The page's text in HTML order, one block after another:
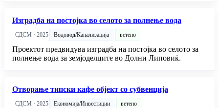
Изградба на постојка во селото за полнење вода
СДСМ · 2025 Водовод/Канализација ветено
Проектот предвидува изградба на постојка во селото за
полнење вода за земјоделците во Долни Липовиќ.
Отворање типски кафе објект со субвенција
СДСМ · 2025 Економија/Инвестиции ветено